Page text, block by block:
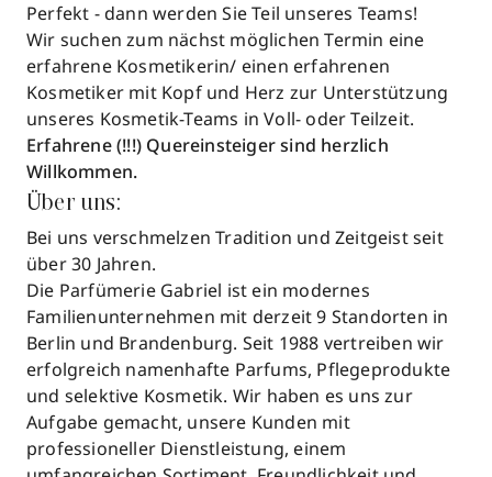
Perfekt - dann werden Sie Teil unseres Teams!
Wir suchen zum nächst möglichen Termin eine
erfahrene Kosmetikerin/ einen erfahrenen
Kosmetiker mit Kopf und Herz zur Unterstützung
unseres Kosmetik-Teams in Voll- oder Teilzeit.
Erfahrene (!!!) Quereinsteiger sind herzlich
Willkommen.
Über uns:
Bei uns verschmelzen Tradition und Zeitgeist seit
über 30 Jahren.
Die Parfümerie Gabriel ist ein modernes
Familienunternehmen mit derzeit 9 Standorten in
Berlin und Brandenburg. Seit 1988 vertreiben wir
erfolgreich namenhafte Parfums, Pflegeprodukte
und selektive Kosmetik. Wir haben es uns zur
Aufgabe gemacht, unsere Kunden mit
professioneller Dienstleistung, einem